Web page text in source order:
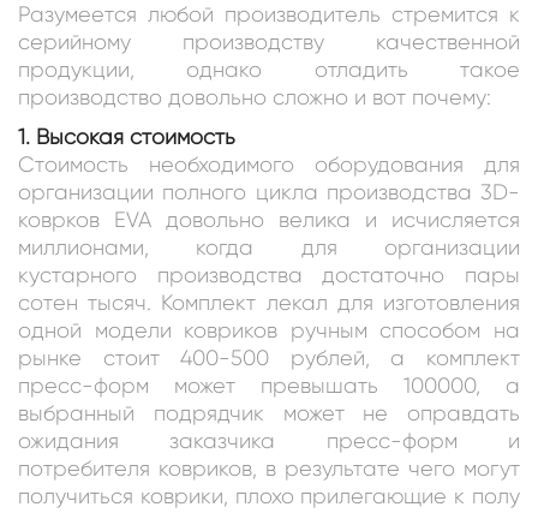
Разумеется любой производитель стремится к
серийному производству качественной
продукции, однако отладить такое
производство довольно сложно и вот почему:
1. Высокая стоимость
Стоимость необходимого оборудования для
организации полного цикла производства 3D-
коврков EVA довольно велика и исчисляется
миллионами, когда для организации
кустарного производства достаточно пары
сотен тысяч. Комплект лекал для изготовления
одной модели ковриков ручным способом на
рынке стоит 400-500 рублей, а комплект
пресс-форм может превышать 100000, а
выбранный подрядчик может не оправдать
ожидания заказчика пресс-форм и
потребителя ковриков, в результате чего могут
получиться коврики, плохо прилегающие к полу